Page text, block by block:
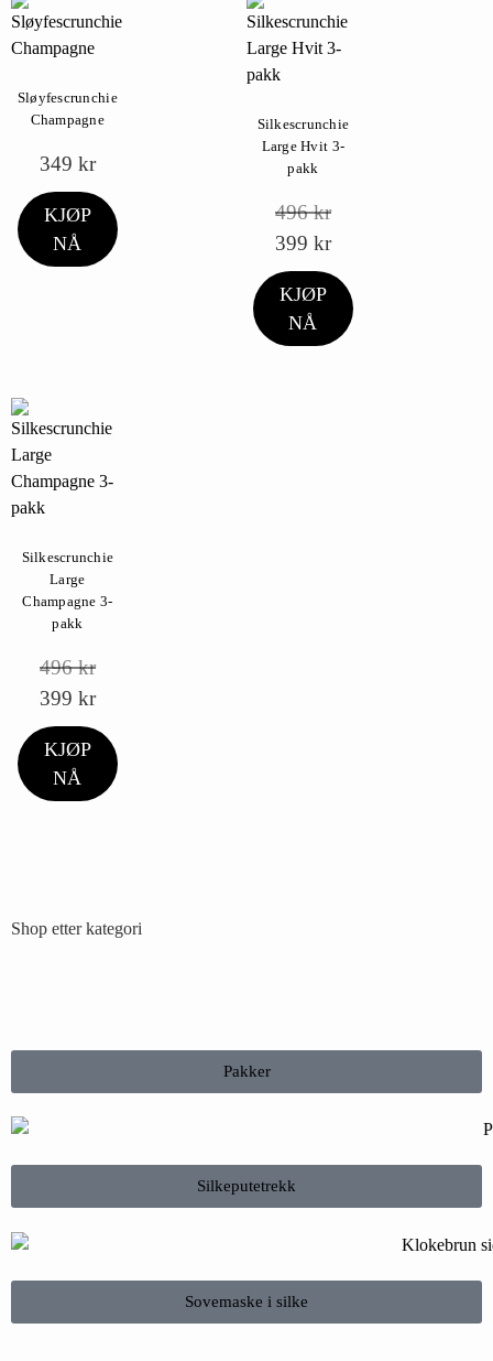
Sløyfescrunchie
Champagne
349 kr
KJØP
NÅ
Silkescrunchie
Large Hvit 3-
pakk
496kr
399 kr
KJØP
NÅ
Silkescrunchie
Large
Champagne 3-
pakk
496kr
399 kr
KJØP
NÅ
Shop etter kategori
Pakker
Silkeputetrekk
Sovemaske i silke